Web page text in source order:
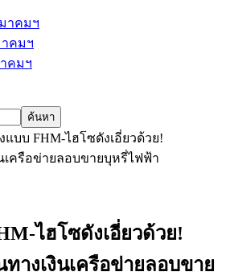
าคมฯ
คมฯ
คมฯ
แบบ FHM-ไฮโซดังเอี่ยวด้วย!
เครือข่ายลอบขายบุหรี่ไฟฟ้า
ไฮโซดังเอี่ยวด้วย!
างเงินเครือข่ายลอบขาย